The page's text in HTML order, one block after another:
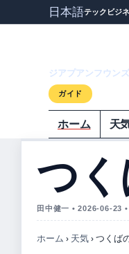
日本語テック ビジ
ジアプアンフウン
ガイド
ホーム 天
つ
田中健一 • 2026-06-23
ホーム › 天気›つくば